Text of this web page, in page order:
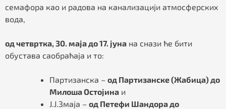
семафора као и радова на канализацији атмосферских
вода,
од четвртка, 30. маја до 17. јуна на снази ће бити
обустава саобраћаја и то:
Партизанска – од Партизанске (Жабица) до
Милоша Остојина и
Ј.Ј.Змаја – од Петефи Шандора до